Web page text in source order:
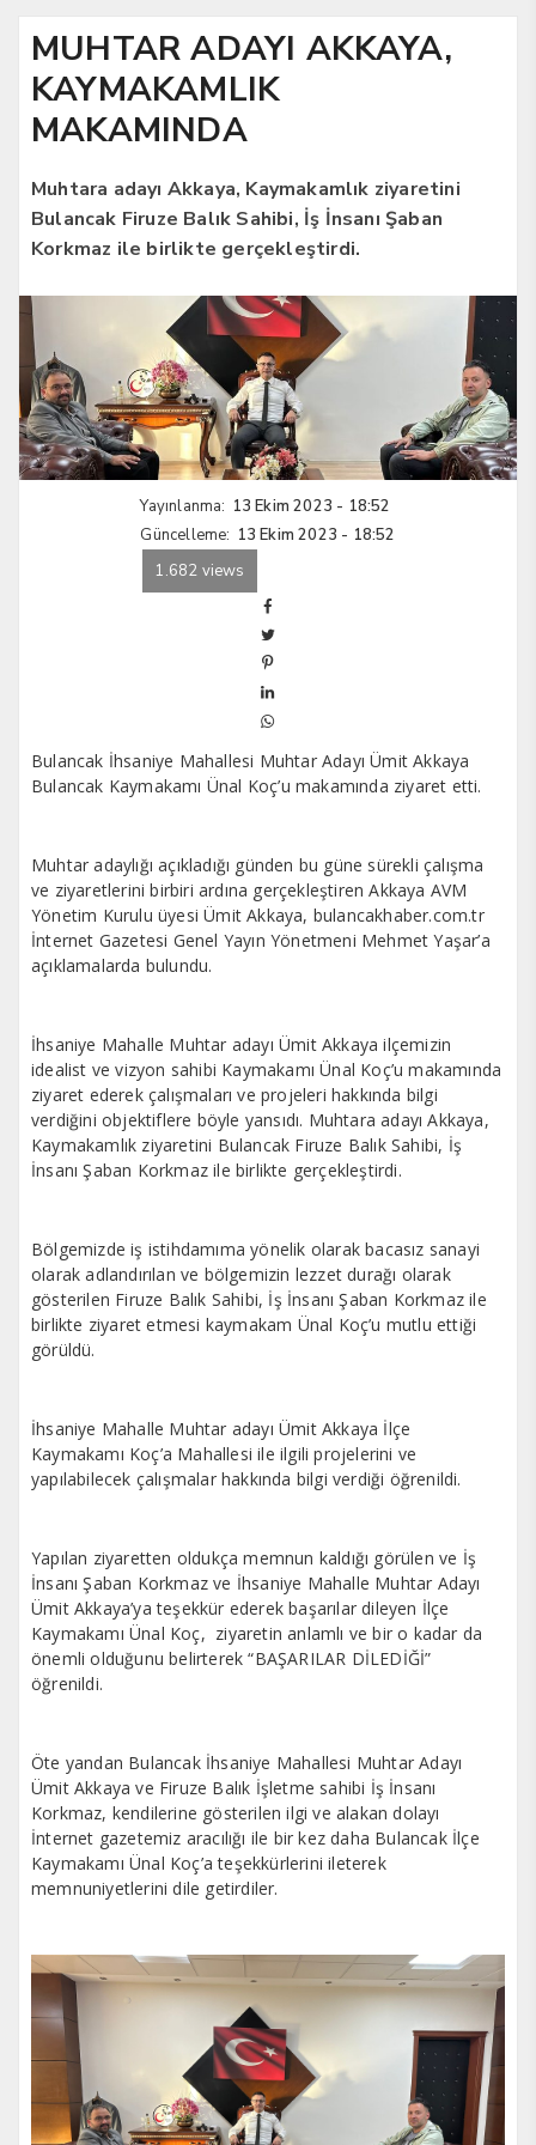
MUHTAR ADAYI AKKAYA,
KAYMAKAMLIK
MAKAMINDA
Muhtara adayı Akkaya, Kaymakamlık ziyaretini
Bulancak Firuze Balık Sahibi, İş İnsanı Şaban
Korkmaz ile birlikte gerçekleştirdi.
Yayınlanma: 13 Ekim 2023 - 18:52
Güncelleme: 13 Ekim 2023 - 18:52
1.682 views
Bulancak İhsaniye Mahallesi Muhtar Adayı Ümit Akkaya
Bulancak Kaymakamı Ünal Koç’u makamında ziyaret etti.
Muhtar adaylığı açıkladığı günden bu güne sürekli çalışma
ve ziyaretlerini birbiri ardına gerçekleştiren Akkaya AVM
Yönetim Kurulu üyesi Ümit Akkaya, bulancakhaber.com.tr
İnternet Gazetesi Genel Yayın Yönetmeni Mehmet Yaşar’a
açıklamalarda bulundu.
İhsaniye Mahalle Muhtar adayı Ümit Akkaya ilçemizin
idealist ve vizyon sahibi Kaymakamı Ünal Koç’u makamında
ziyaret ederek çalışmaları ve projeleri hakkında bilgi
verdiğini objektiflere böyle yansıdı. Muhtara adayı Akkaya,
Kaymakamlık ziyaretini Bulancak Firuze Balık Sahibi, İş
İnsanı Şaban Korkmaz ile birlikte gerçekleştirdi.
Bölgemizde iş istihdamıma yönelik olarak bacasız sanayi
olarak adlandırılan ve bölgemizin lezzet durağı olarak
gösterilen Firuze Balık Sahibi, İş İnsanı Şaban Korkmaz ile
birlikte ziyaret etmesi kaymakam Ünal Koç’u mutlu ettiği
görüldü.
İhsaniye Mahalle Muhtar adayı Ümit Akkaya İlçe
Kaymakamı Koç’a Mahallesi ile ilgili projelerini ve
yapılabilecek çalışmalar hakkında bilgi verdiği öğrenildi.
Yapılan ziyaretten oldukça memnun kaldığı görülen ve İş
İnsanı Şaban Korkmaz ve İhsaniye Mahalle Muhtar Adayı
Ümit Akkaya’ya teşekkür ederek başarılar dileyen İlçe
Kaymakamı Ünal Koç, ziyaretin anlamlı ve bir o kadar da
önemli olduğunu belirterek “BAŞARILAR DİLEDİĞİ”
öğrenildi.
Öte yandan Bulancak İhsaniye Mahallesi Muhtar Adayı
Ümit Akkaya ve Firuze Balık İşletme sahibi İş İnsanı
Korkmaz, kendilerine gösterilen ilgi ve alakan dolayı
İnternet gazetemiz aracılığı ile bir kez daha Bulancak İlçe
Kaymakamı Ünal Koç’a teşekkürlerini ileterek
memnuniyetlerini dile getirdiler.